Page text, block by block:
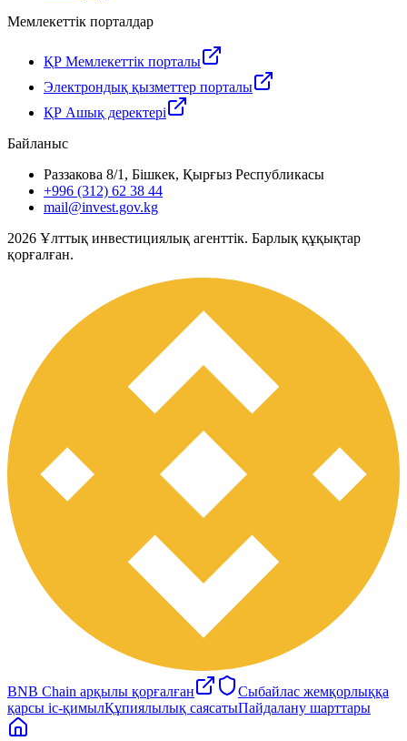
Мемлекеттік порталдар
ҚР Мемлекеттік порталы
Электрондық қызметтер порталы
ҚР Ашық деректері
Байланыс
Раззакова 8/1, Бішкек, Қырғыз Республикасы
+996 (312) 62 38 44
mail@invest.gov.kg
2026 Ұлттық инвестициялық агенттік. Барлық құқықтар
қорғалған.
BNB Chain арқылы қорғалған
Сыбайлас жемқорлыққа
қарсы іс-қимылҚұпиялылық саясатыПайдалану шарттары